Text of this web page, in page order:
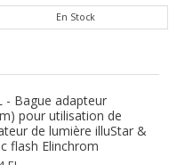
En Stock
- Bague adapteur
pour utilisation de
de lumière illuStar &
flash Elinchrom